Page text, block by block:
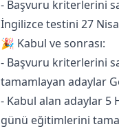
- Başvuru kriterlerini
İngilizce testini 27
🎉 Kabul ve sonrası:
- Başvuru kriterlerini
tamamlayan adaylar
- Kabul alan adaylar 5
günü eğitimlerini